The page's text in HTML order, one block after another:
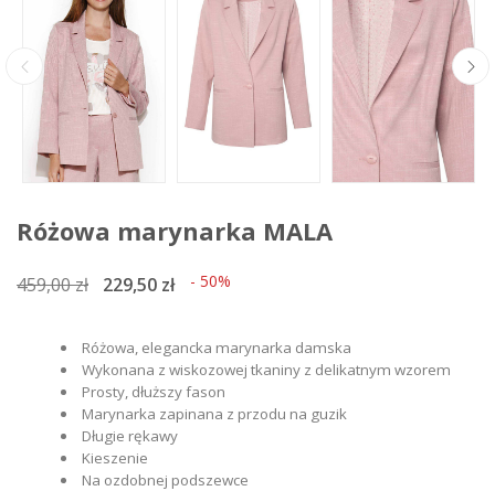
Różowa marynarka MALA
459,00 zł 229,50 zł - 50%
Różowa, elegancka marynarka damska
Wykonana z wiskozowej tkaniny z delikatnym wzorem
Prosty, dłuższy fason
Marynarka zapinana z przodu na guzik
Długie rękawy
Kieszenie
Na ozdobnej podszewce